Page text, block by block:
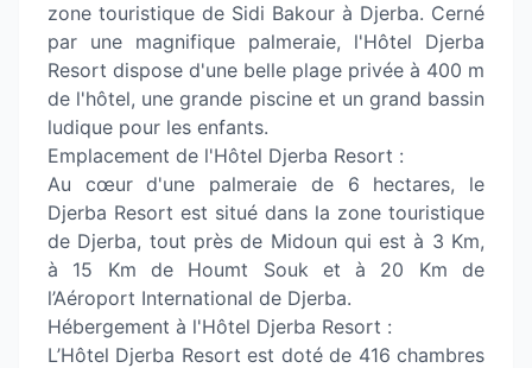
zone touristique de Sidi Bakour à Djerba. Cerné
par une magnifique palmeraie, l'Hôtel Djerba
Resort dispose d'une belle plage privée à 400 m
de l'hôtel, une grande piscine et un grand bassin
ludique pour les enfants.
Emplacement de l'Hôtel Djerba Resort :
Au cœur d'une palmeraie de 6 hectares, le
Djerba Resort est situé dans la zone touristique
de Djerba, tout près de Midoun qui est à 3 Km,
à 15 Km de Houmt Souk et à 20 Km de
l’Aéroport International de Djerba.
Hébergement à l'Hôtel Djerba Resort :
L’Hôtel Djerba Resort est doté de 416 chambres